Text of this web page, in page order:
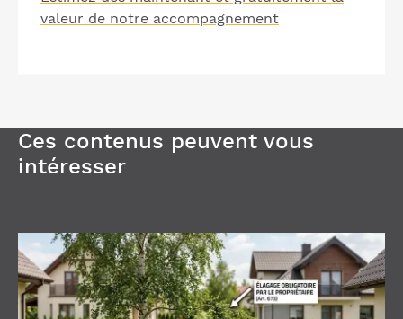
valeur de notre accompagnement
Ces contenus peuvent vous
intéresser